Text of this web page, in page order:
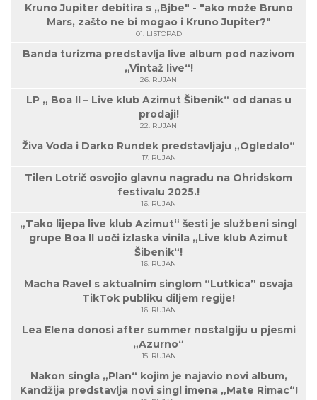
Kruno Jupiter debitira s „Bjbe" - "ako može Bruno
Mars, zašto ne bi mogao i Kruno Jupiter?"
01. LISTOPAD
Banda turizma predstavlja live album pod nazivom
„Vintaž live“!
26. RUJAN
LP „ Boa II – Live klub Azimut Šibenik“ od danas u
prodaji!
22. RUJAN
Živa Voda i Darko Rundek predstavljaju „Ogledalo“
17. RUJAN
Tilen Lotrič osvojio glavnu nagradu na Ohridskom
festivalu 2025.!
16. RUJAN
„Tako lijepa live klub Azimut“ šesti je službeni singl
grupe Boa II uoči izlaska vinila „Live klub Azimut
Šibenik“!
16. RUJAN
Macha Ravel s aktualnim singlom “Lutkica” osvaja
TikTok publiku diljem regije!
16. RUJAN
Lea Elena donosi after summer nostalgiju u pjesmi
„Azurno“
15. RUJAN
Nakon singla „Plan“ kojim je najavio novi album,
Kandžija predstavlja novi singl imena „Mate Rimac“!